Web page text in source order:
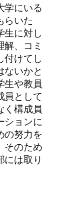
学にいる
らいた
生に対し
、コミ
付けてし
ないかと
生や教員
員として
く構成員
ションに
の努力を
そのため
には取り